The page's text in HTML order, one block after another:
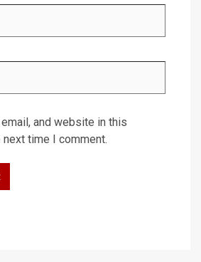
and website in this
time I comment.